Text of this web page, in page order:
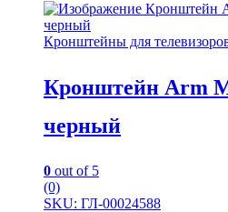
Кронштейны для
Кронштейн Arm
черный
0 out of 5
(0)
SKU: ГЛ-00024588